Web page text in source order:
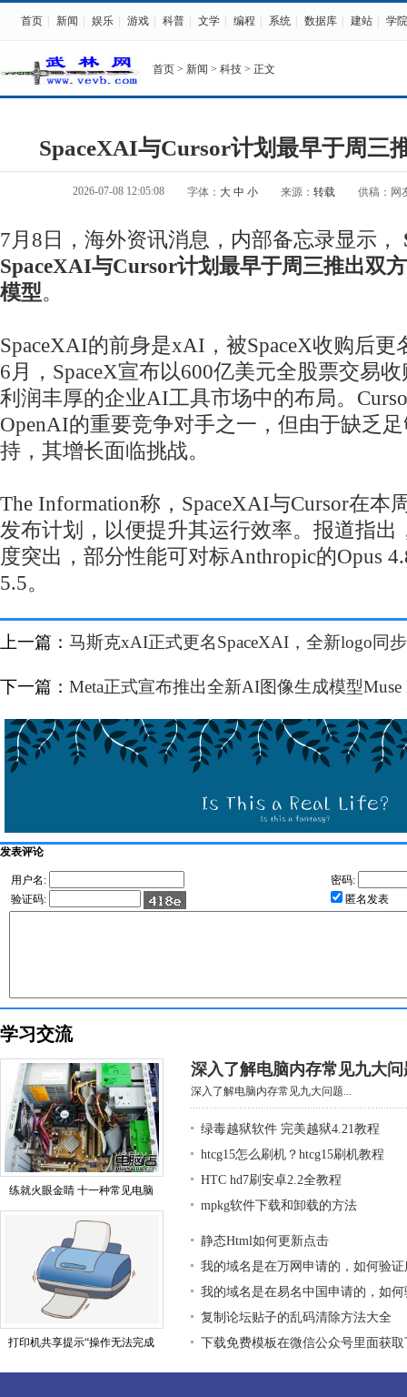
首页 新闻 娱乐 游戏 科普 文学 编程 系统 数据库 建站 学院
首页 > 新闻 > 科技 > 正文
SpaceXAI与Cursor计划最早于周三
2026-07-08 12:05:08 字体： 大 中 小 来源： 转载 供稿：网
7月8日，海外资讯消息，内部备忘录显示，
SpaceXAI与Cursor计划最早于周三推出双
模型。
SpaceXAI的前身是xAI，被SpaceX收购后更
6月，SpaceX宣布以600亿美元全股票交易
利润丰厚的企业AI工具市场中的布局。
OpenAI的重要竞争对手之一，但由于缺乏
持，其增长面临挑战。
The Information称，SpaceXAI与Cursor在本
发布计划，以便提升其运行效率。报道指出
度突出，部分性能可对标Anthropic的Opus
5.5。
上一篇： 马斯克xAI正式更名SpaceXAI，全新logo同
下一篇： Meta正式宣布推出全新AI图像生成模型Muse
发表评论
用户名:
密码:
验证码:
匿名发表
学习交流
练就火眼金睛 十一种常见电脑
打印机共享提示“操作无法完成
深入了解电脑内存常见九大问
深入了解电脑内存常见九大问题...
绿毒越狱软件 完美越狱4.21教程
htcg15怎么刷机？htcg15刷机教程
HTC hd7刷安卓2.2全教程
mpkg软件下载和卸载的方法
静态Html如何更新点击
我的域名是在万网申请的，如何验
我的域名是在易名中国申请的，如
复制论坛贴子的乱码清除方法大全
下载免费模板在微信公众号里面获